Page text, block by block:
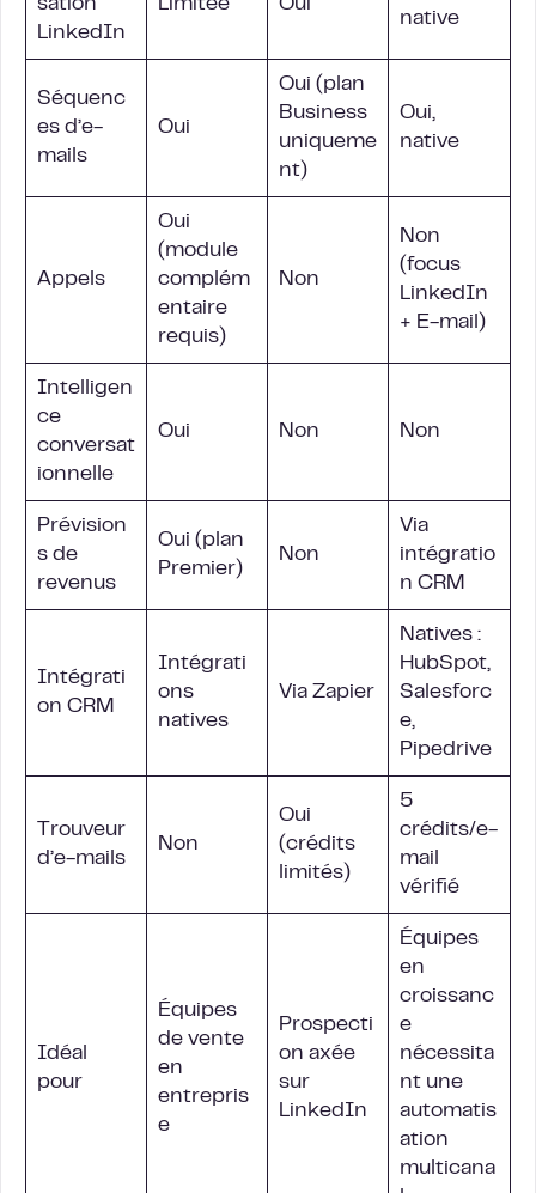
sation
LinkedIn
Limitée Oui
native
Séquenc
es d’e-
mails
Oui
Oui (plan
Business
uniqueme
nt)
Oui,
native
Appels
Oui
(module
complém
entaire
requis)
Non
Non
(focus
LinkedIn
+ E-mail)
Intelligen
ce
conversat
ionnelle
Oui Non Non
Prévision
s de
revenus
Oui (plan
Premier)
Non
Via
intégratio
n CRM
Intégrati
on CRM
Intégrati
ons
natives
Via Zapier
Natives :
HubSpot,
Salesforc
e,
Pipedrive
Trouveur
d’e-mails
Non
Oui
(crédits
limités)
5
crédits/e-
mail
vérifié
Idéal
pour
Équipes
de vente
en
entrepris
e
Prospecti
on axée
sur
LinkedIn
Équipes
en
croissanc
e
nécessita
nt une
automatis
ation
multicana